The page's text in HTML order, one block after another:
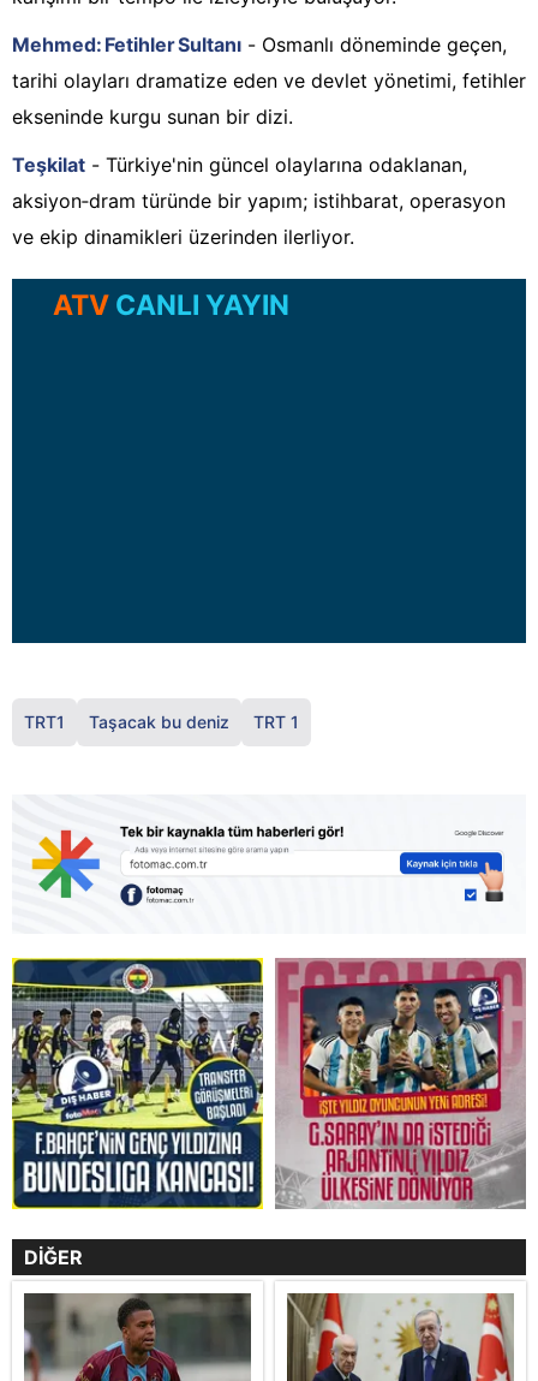
Mehmed: Fetihler Sultanı - Osmanlı döneminde geçen,
tarihi olayları dramatize eden ve devlet yönetimi, fetihler
ekseninde kurgu sunan bir dizi.
Teşkilat - Türkiye'nin güncel olaylarına odaklanan,
aksiyon‑dram türünde bir yapım; istihbarat, operasyon
ve ekip dinamikleri üzerinden ilerliyor.
ATV CANLI YAYIN
TRT1 Taşacak bu deniz TRT 1
DİĞER